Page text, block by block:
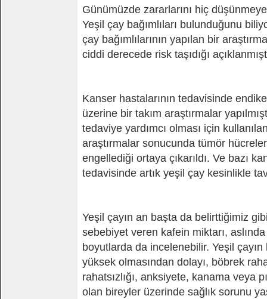
Günümüzde zararlarını hiç
Yeşil çay bağımlıları bulunduğunu
çay bağımlılarının yapılan bir
ciddi derecede risk taşıdığı
Kanser hastalarının tedavisinde
üzerine bir takım araştırmalar
tedaviye yardımcı olması için
araştırmalar sonucunda tümör
engellediği ortaya çıkarıldı. Ve bazı
tedavisinde artık yeşil çay kesinlikle
Yeşil çayın an başta da belirttiğimiz
sebebiyet veren kafein miktarı,
boyutlarda da incelenebilir. Yeşil çayın
yüksek olmasından dolayı, böbrek
rahatsızlığı, anksiyete, kanama veya
olan bireyler üzerinde sağlık sorunu